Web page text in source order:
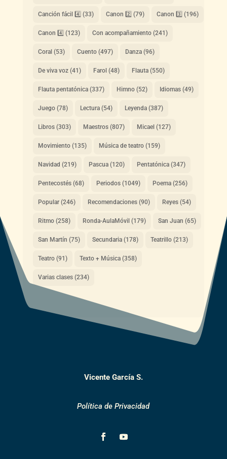
Canción fácil 4️⃣ (33) Canon 2️⃣ (79) Canon 3️⃣ (196)
Canon 4️⃣ (123) Con acompañamiento(241)
Coral (53) Cuento(497) Danza(96)
De viva voz(41) Farol (48) Flauta(550)
Flauta pentatónica(337) Himno(52) Idiomas(49)
Juego(78) Lectura(54) Leyenda(387)
Libros(303) Maestros(807) Micael (127)
Movimiento(135) Música de teatro(159)
Navidad (219) Pascua(120) Pentatónica(347)
Pentecostés(68) Periodos(1049) Poema(256)
Popular(246) Recomendaciones(90) Reyes(54)
Ritmo(258) Ronda-AulaMóvil (179) San Juan (65)
San Martín (75) Secundaria(178) Teatrillo(213)
Teatro(91) Texto + Música(358)
Varias clases(234)
Vicente García S.
Política de Privacidad